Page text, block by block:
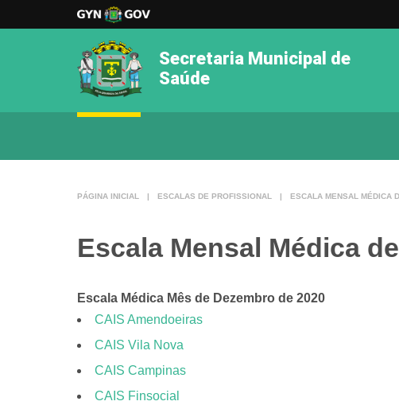
Secretaria Municipal de
Saúde
PÁGINA INICIAL | ESCALAS DE PROFISSIONAL | ESCALA MENSAL MÉDICA
Escala Mensal Médica
Escala Médica Mês de Dezembro de 2020
CAIS Amendoeiras
CAIS Vila Nova
CAIS Campinas
CAIS Finsocial